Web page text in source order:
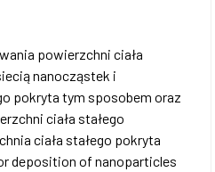
powierzchni ciała
nanocząstek i
pokryta tym sposobem oraz
ciała stałego
ciała stałego pokryta
deposition of nanoparticles